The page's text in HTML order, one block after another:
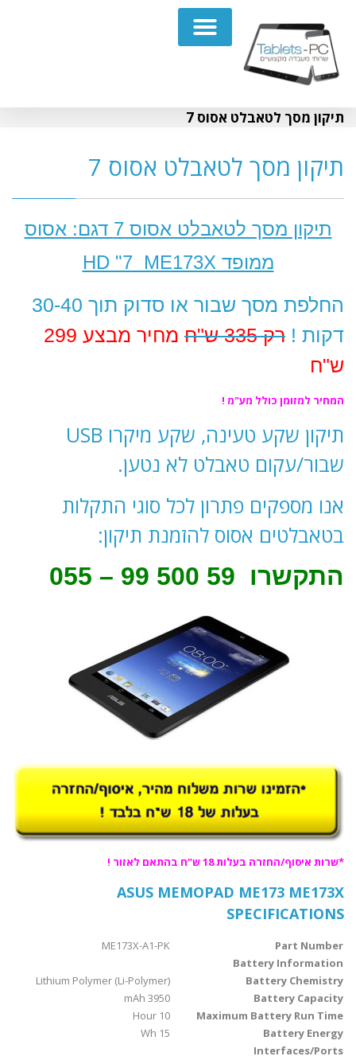
תיקון מסך לטאבלט אסוס 7
תיקון מסך לטאבלט אסוס 7
תיקון מסך לטאבלט אסוס 7 דגם: אסוס
ממופד HD "7 ME173X
החלפת מסך שבור או סדוק תוך 30-40
דקות ! רק 335 ש"ח
מחיר מבצע 299
ש"ח
המחיר למזומן כולל מע"מ !
תיקון שקע טעינה, שקע מיקרו USB
שבור/עקום טאבלט לא נטען.
אנו מספקים פתרון לכל סוגי התקלות
בטאבלטים אסוס להזמנת תיקון:
התקשרו 59 500 99 – 055
*שרות איסוף/החזרה בעלות 18 ש"ח בהתאם לאזור !
ASUS MEMOPAD ME173 ME173X
SPECIFICATIONS
Part Number
ME173X-A1-PK
Battery Information
Battery Chemistry
Lithium Polymer (Li-Polymer)
Battery Capacity
3950 mAh
Maximum Battery Run Time
10 Hour
Battery Energy
15 Wh
Interfaces/Ports